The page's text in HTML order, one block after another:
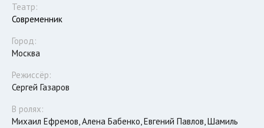
Театр:
Современник
Город:
Москва
Режиссёр:
Сергей Газаров
В ролях:
Михаил Ефремов, Алена Бабенко, Евгений Павлов, Шамиль